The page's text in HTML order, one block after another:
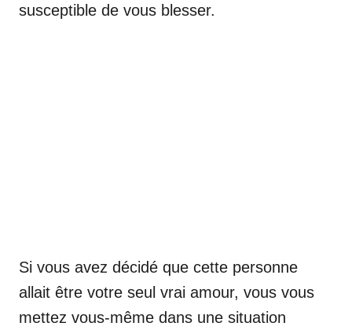
susceptible de vous blesser.
Si vous avez décidé que cette personne
allait être votre seul vrai amour, vous vous
mettez vous-même dans une situation